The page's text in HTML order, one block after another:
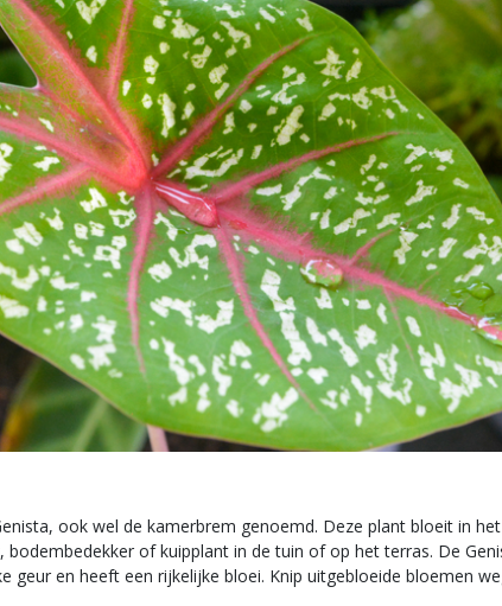
ook wel de kamerbrem genoemd. Deze plant bloeit in
of kuipplant in de tuin of op het terras. De
geur en heeft een rijkelijke bloei. Knip uitgebloeide bloemen